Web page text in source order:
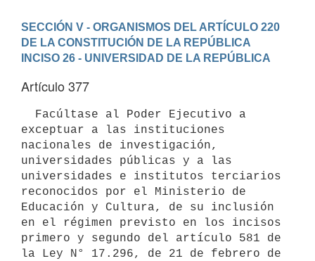
SECCIÓN V - ORGANISMOS DEL ARTÍCULO 220
DE LA CONSTITUCIÓN DE LA REPÚBLICA
INCISO 26 - UNIVERSIDAD DE LA REPÚBLICA
Artículo 377
exceptuar a las instituciones
nacionales de investigación,
universidades públicas y a las
universidades e institutos terciarios
reconocidos por el Ministerio de
Educación y Cultura, de su inclusión
en el régimen previsto en los incisos
primero y segundo del artículo 581 de
la Ley N° 17.296, de 21 de febrero de